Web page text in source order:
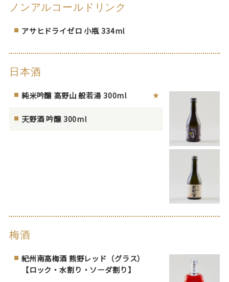
ノンアルコールドリンク
アサヒドライゼロ 小瓶 334ml
日本酒
純米吟醸 高野山 般若湯 300ml
天野酒 吟醸 300ml
梅酒
紀州南高梅酒 熊野レッド（グラス）
【ロック・水割り・ソーダ割り】